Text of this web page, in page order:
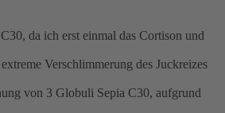
da ich erst einmal das Cortison und
Verschlimmerung des Juckreizes
von 3 Globuli Sepia C30, aufgrund